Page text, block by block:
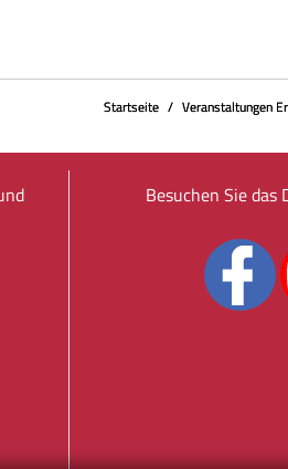
Startseite Veranstaltungen
Besuchen Sie das